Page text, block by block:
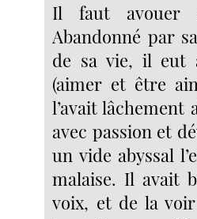
Il faut avouer
Abandonné par
de sa vie, il eut
(aimer et être
l’avait lâchement
avec passion et
un vide abyssal
malaise. Il avait
voix, et de la